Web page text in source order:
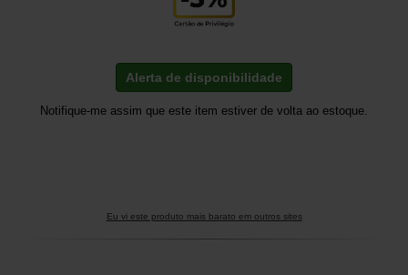
Alerta de disponibilidade
Notifique-me assim que este item estiver de volta ao estoque.
Eu vi este produto mais barato em outros sites